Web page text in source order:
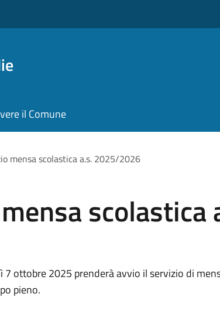
il Comune
mensa scolastica a.s. 2025/2026
scolastica
ottobre 2025 prenderà avvio il servizio di
pieno.